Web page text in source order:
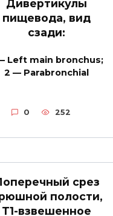
Дивертикулы
пищевода, вид
сзади:
Left main bronchus;
2 — Parabronchial
0 252
срез
полости,
Т1-взвешенное